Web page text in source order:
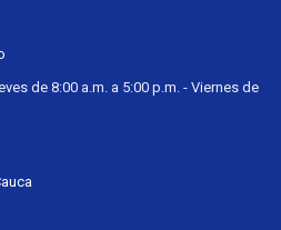
de 8:00 a.m. a 5:00 p.m. - Viernes de